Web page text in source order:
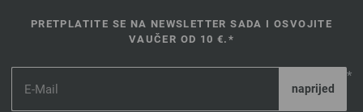
PRETPLATITE SE NA NEWSLETTER SADA I OSVOJITE
VAUČER OD 10 €.*
*